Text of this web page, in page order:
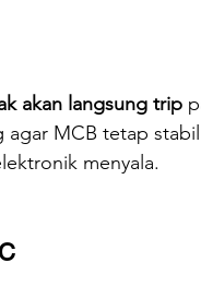
akan langsung trip
MCB tetap
menyala.